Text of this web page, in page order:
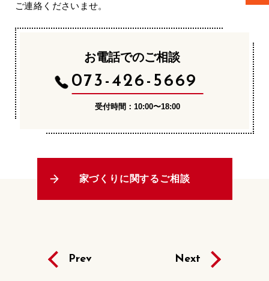
ご連絡くださいませ。
お電話でのご相談
073-426-5669
受付時間：10:00〜18:00
家づくりに関するご相談
Prev Next